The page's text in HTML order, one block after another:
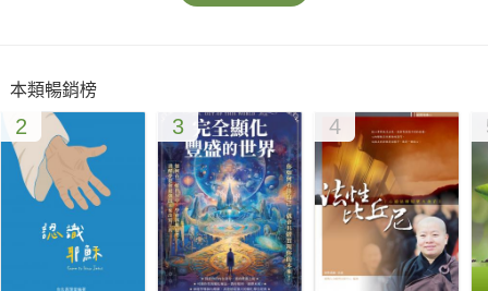
5.非關宗教。
祂們說這個世界將有一種根本性的轉變，這個轉變，當然它有一
些外在的成份要轉變，但是主要的轉變是從內在產生的，這個轉
變要靠許許多多在這個世界的人，達到一種自我覺醒的狀態而達
成。
──孟子地球並不孤單，在這個宇宙中有許許多多的智慧生物，但
是他的形態並不一定和地球一樣，當你用既定的、物化的方式去
本類暢銷榜
2 3 4